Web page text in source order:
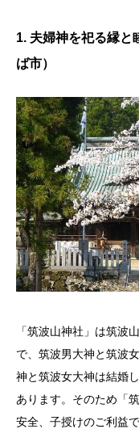
1. 夫婦神を祀る縁と
ば市）
「筑波山神社」は筑波
で、筑波男大神と筑波
神と筑波女大神は結婚
あります。そのため「
安全、子授けのご利益で